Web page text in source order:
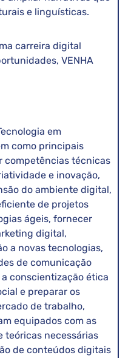
e linguísticas.
carreira digital
VENHA
em
como principais
competências técnicas
e inovação,
do ambiente digital,
de projetos
ágeis, fornecer
digital,
a novas tecnologias,
de comunicação
conscientização ética
e preparar os
de trabalho,
equipados com as
teóricas necessárias
de conteúdos digitais